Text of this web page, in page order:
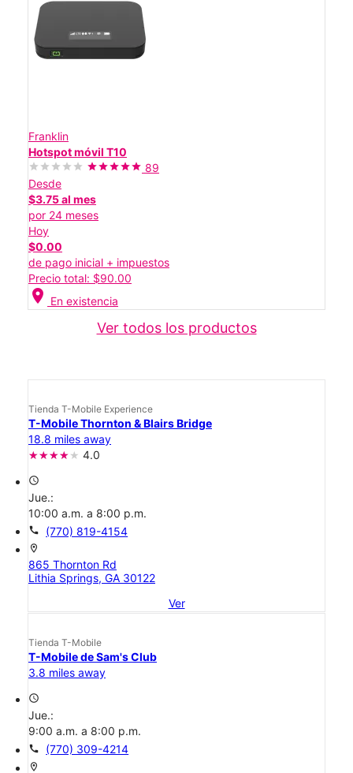
Franklin
Hotspot móvil T10
89
Desde
$3.75 al mes
por 24 meses
Hoy
$0.00
de pago inicial + impuestos
Precio total: $90.00
location_on En existencia
Ver todos los productos
Tienda T-Mobile Experience
T-Mobile Thornton & Blairs Bridge
18.8 miles away
4.0
access_time
Jue.:
10:00 a.m. a 8:00 p.m.
call (770) 819-4154
location_on
865 Thornton Rd
Lithia Springs, GA 30122
Ver
Tienda T-Mobile
T-Mobile de Sam's Club
3.8 miles away
access_time
Jue.:
9:00 a.m. a 8:00 p.m.
call (770) 309-4214
location_on